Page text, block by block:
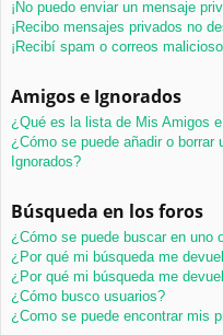
¡No puedo enviar un mensaje
¡Recibo mensajes privados no
¡Recibí spam o correos
Amigos e Ignorados
¿Qué es la lista de Mis Amigos
¿Cómo se puede añadir o
Ignorados?
Búsqueda en los foros
¿Cómo se puede buscar en uno
¿Por qué mi búsqueda me
¿Por qué mi búsqueda me
¿Cómo busco usuarios?
¿Como se puede encontrar mis